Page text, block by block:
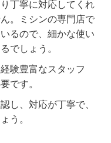
丁寧に対応してくれ
。ミシンの専門店で
るので、細かな使い
でしょう。
験豊富なスタッフ
です。
し、対応が丁寧で、
う。